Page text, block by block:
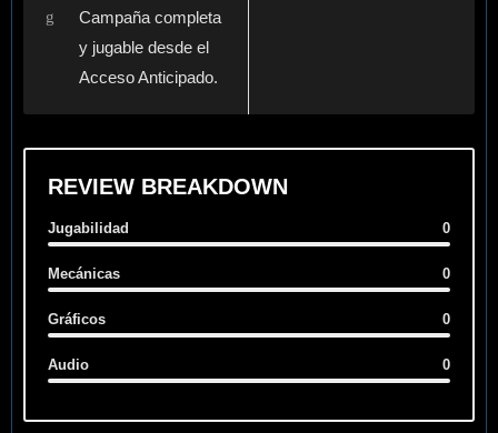
Campaña completa
y jugable desde el
Acceso Anticipado.
REVIEW BREAKDOWN
Jugabilidad 0
Mecánicas 0
Gráficos 0
Audio 0